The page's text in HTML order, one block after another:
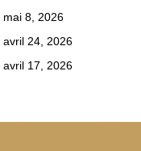
mai 8, 2026
avril 24, 2026
avril 17, 2026